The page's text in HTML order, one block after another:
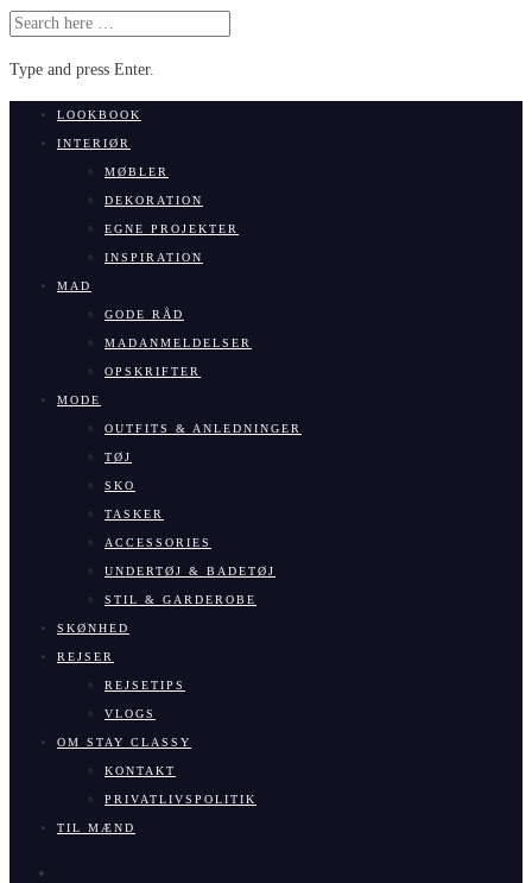
SEARCH
Type and press Enter.
LOOKBOOK
INTERIØR
MØBLER
DEKORATION
EGNE PROJEKTER
INSPIRATION
MAD
GODE RÅD
MADANMELDELSER
OPSKRIFTER
MODE
OUTFITS & ANLEDNINGER
TØJ
SKO
TASKER
ACCESSORIES
UNDERTØJ & BADETØJ
STIL & GARDEROBE
SKØNHED
REJSER
REJSETIPS
VLOGS
OM STAY CLASSY
KONTAKT
PRIVATLIVSPOLITIK
TIL MÆND